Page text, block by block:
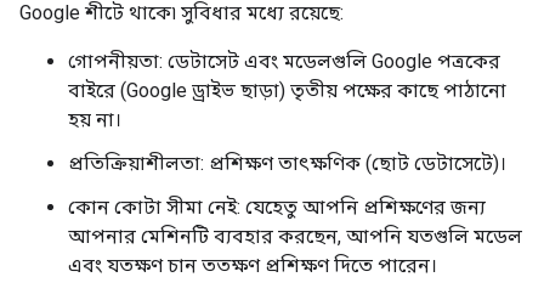
Google শীটে থাকে৷ সুবিধার মধ্যে রয়েছে:
গোপনীয়তা: ডেটাসেট এবং মডেলগুলি Google পত্রকের
বাইরে (Google ড্রাইভ ছাড়া) তৃতীয় পক্ষের কাছে পাঠানো
হয় না।
প্রতিক্রিয়াশীলতা: প্রশিক্ষণ তাৎক্ষণিক (ছোট ডেটাসেটে)।
কোন কোটা সীমা নেই: যেহেতু আপনি প্রশিক্ষণের জন্য
আপনার মেশিনটি ব্যবহার করছেন, আপনি যতগুলি মডেল
এবং যতক্ষণ চান ততক্ষণ প্রশিক্ষণ দিতে পারেন।